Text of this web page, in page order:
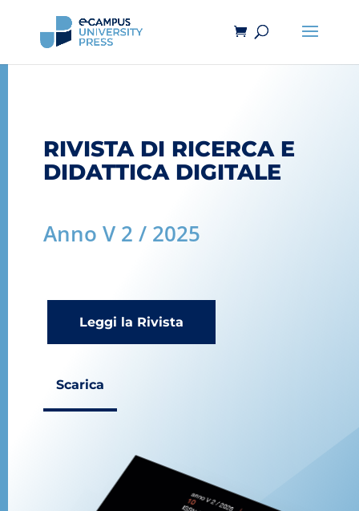
RIVISTA DI RICERCA E
DIDATTICA DIGITALE
Anno V 2 / 2025
Leggi la Rivista
Scarica